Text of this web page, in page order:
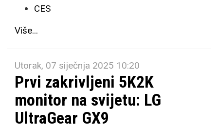
CES
Više...
Utorak, 07 siječnja 2025 10:20
Prvi zakrivljeni 5K2K
monitor na svijetu: LG
UltraGear GX9